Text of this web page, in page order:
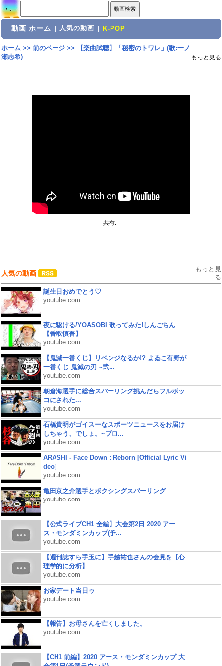
動画 ホーム 人気の動画 K-POP
ホーム>> 前のページ>>
【楽曲試聴】「秘密のトワレ」(歌:一ノ
瀬志希)
もっと見る
共有:
人気の動画
もっと見
る
誕生日おめでとう♡
youtube.com
夜に駆ける/YOASOBI 歌ってみた!しんごちん
【香取慎吾】
youtube.com
【鬼滅一番くじ】リベンジなるか!? よゐこ有野が
一番くじ 鬼滅の刃 ~弐...
youtube.com
朝倉海選手に総合スパーリング挑んだらフルボッ
コにされた...
youtube.com
石橋貴明がゴイスーなスポーツニュースをお届け
しちゃう、でしょ。~プロ...
youtube.com
ARASHI - Face Down : Reborn [Official Lyric Vi
deo]
youtube.com
亀田京之介選手とボクシングスパーリング
youtube.com
【公式ライブCH1 全編】大会第2日 2020 アー
ス・モンダミンカップ(予...
youtube.com
【週刊誌すら手玉に】手越祐也さんの会見を【心
理学的に分析】
youtube.com
お家デート当日ゥ
youtube.com
【報告】お母さんを亡くしました。
youtube.com
【CH1 前編】2020 アース・モンダミンカップ 大